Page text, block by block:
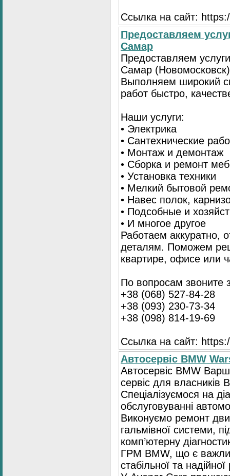
Ссылка на сайт:
Предоставляем
Самар
Предоставляем
Самар
Выполняем широкий
работ быстро,
Наши услуги:
• Электрика
• Сантехнические
• Монтаж и демонтаж
• Сборка и ремонт
• Установка техники
• Мелкий бытовой
• Навес полок,
• Подсобные и
• И многое другое
Работаем аккуратно,
деталям. Поможем
квартире, офисе или
По вопросам звоните
+38 (068) 527-84-28
+38 (093) 230-73-34
+38 (098) 814-19-69
Ссылка на сайт:
Автосервіс BMW
Автосервіс BMW
сервіс для власників
Спеціалізуємося на
обслуговуванні
Виконуємо ремонт
гальмівної системи,
комп’ютерну
ГРМ BMW, що є
стабільної та